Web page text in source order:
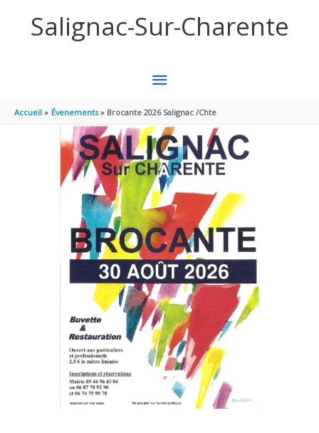
Salignac-Sur-Charente
MENU
PRINCIPAL
Accueil Évenements Brocante 2026 Salignac /Chte